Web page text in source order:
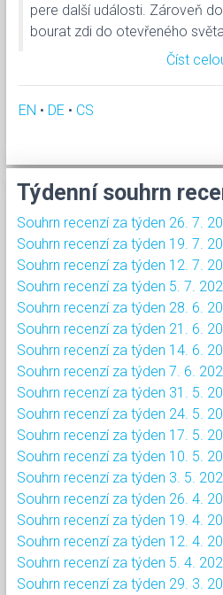
pere další události. Zároveň
bourat zdi do otevřeného
Číst
EN • DE • CS
Týdenní souhrn
Souhrn recenzí za týden 26. 7.
Souhrn recenzí za týden 19. 7.
Souhrn recenzí za týden 12. 7.
Souhrn recenzí za týden 5. 7.
Souhrn recenzí za týden 28. 6.
Souhrn recenzí za týden 21. 6.
Souhrn recenzí za týden 14. 6.
Souhrn recenzí za týden 7. 6.
Souhrn recenzí za týden 31. 5.
Souhrn recenzí za týden 24. 5.
Souhrn recenzí za týden 17. 5.
Souhrn recenzí za týden 10. 5.
Souhrn recenzí za týden 3. 5.
Souhrn recenzí za týden 26. 4.
Souhrn recenzí za týden 19. 4.
Souhrn recenzí za týden 12. 4.
Souhrn recenzí za týden 5. 4.
Souhrn recenzí za týden 29. 3.